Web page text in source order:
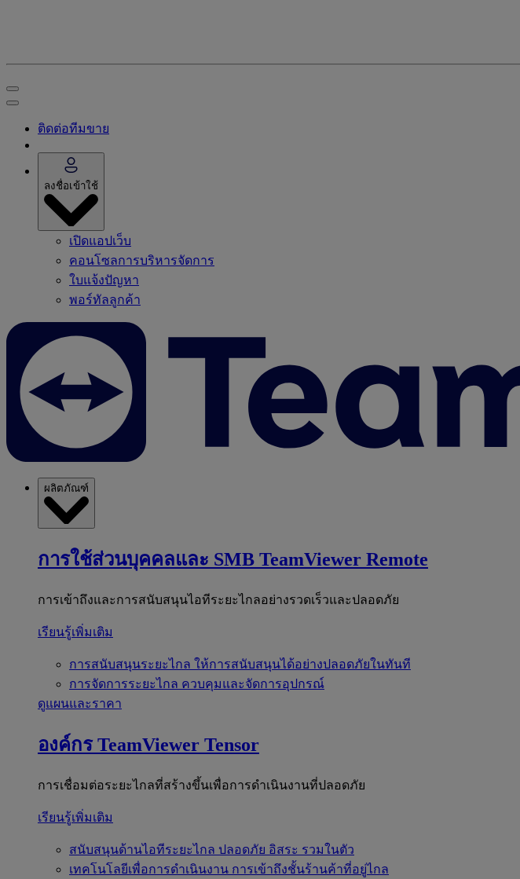
ติดต่อทีมขาย
ลงชื่อเข้าใช้
เปิดแอปเว็บ
คอนโซลการบริหารจัดการ
ใบแจ้งปัญหา
พอร์ทัลลูกค้า
ผลิตภัณฑ์
การใช้ส่วนบุคคลและ SMB TeamViewer Remote
การเข้าถึงและการสนับสนุนไอทีระยะไกลอย่างรวดเร็วและปลอดภัย
เรียนรู้เพิ่มเติม
การสนับสนุนระยะไกล ให้การสนับสนุนได้อย่างปลอดภัยในทันที
การจัดการระยะไกล ควบคุมและจัดการอุปกรณ์
ดูแผนและราคา
องค์กร TeamViewer Tensor
การเชื่อมต่อระยะไกลที่สร้างขึ้นเพื่อการดำเนินงานที่ปลอดภัย
เรียนรู้เพิ่มเติม
สนับสนุนด้านไอทีระยะไกล ปลอดภัย อิสระ รวมในตัว
เทคโนโลยีเพื่อการดำเนินงาน การเข้าถึงชั้นร้านค้าที่อยู่ไกล